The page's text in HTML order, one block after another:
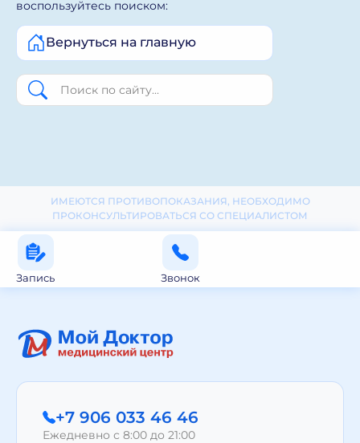
воспользуйтесь поиском:
Вернуться на главную
ИМЕЮТСЯ ПРОТИВОПОКАЗАНИЯ, НЕОБХОДИМО
ПРОКОНСУЛЬТИРОВАТЬСЯ СО СПЕЦИАЛИСТОМ
Запись Звонок
+7 906 033 46 46
Ежедневно с 8:00 до 21:00